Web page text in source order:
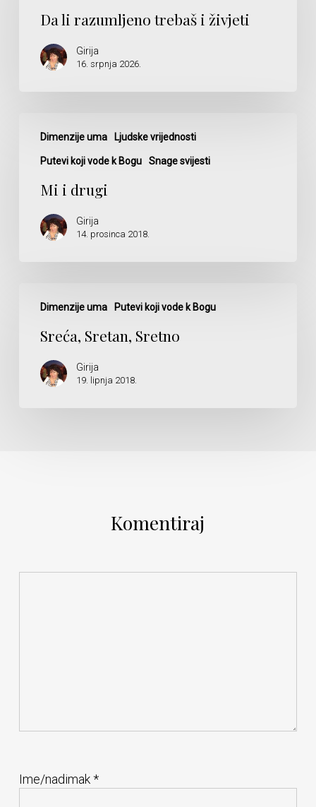
Da li razumljeno trebaš i živjeti
Girija
16. srpnja 2026.
Dimenzije uma Ljudske vrijednosti
Putevi koji vode k Bogu Snage svijesti
drugi
Mi i drugi
Girija
14. prosinca 2018.
Dimenzije uma Putevi koji vode k Bogu
Sretan,
Sreća, Sretan, Sretno
Girija
19. lipnja 2018.
Komentiraj
Ime/nadimak*